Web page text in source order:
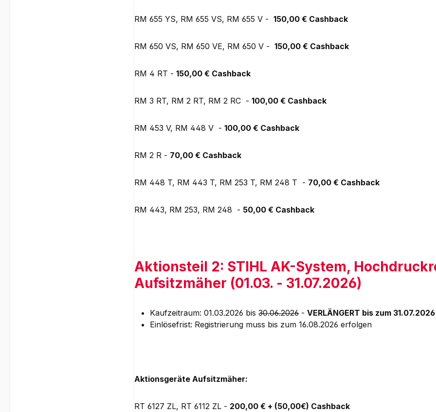
RM 655 YS, RM 655 VS, RM 655 V -150,00 € Cashback
RM 650 VS, RM 650 VE, RM 650 V -150,00 € Cashback
RM 4 RT -150,00 € Cashback
RM 3 RT, RM 2 RT, RM 2 RC -100,00 € Cashback
RM 453 V, RM 448 V -100,00 € Cashback
RM 2 R - 70,00 € Cashback
RM 448 T, RM 443 T, RM 253 T, RM 248 T - 70,00 € Cashback
RM 443, RM 253, RM 248 - 50,00 € Cashback
Aktionsteil 2: STIHL AK-System,
Aufsitzmäher (01.03. - 31.07.2026)
Kaufzeitraum: 01.03.2026 bis30.06.2026-VERLÄNGERT bis zum 31.07.2026
Einlösefrist: Registrierung muss bis zum 16.08.2026 erfolgen
Aktionsgeräte Aufsitzmäher:
RT 6127 ZL, RT 6112 ZL - 200,00 € + (50,00€) Cashback